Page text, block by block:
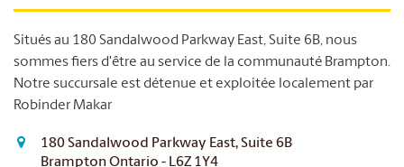
Situés au 180 Sandalwood Parkway East, Suite 6B, nous
sommes fiers d'être au service de la communauté Brampton.
Notre succursale est détenue et exploitée localement par
Robinder Makar
180 Sandalwood Parkway East, Suite 6B
Brampton Ontario - L6Z 1Y4